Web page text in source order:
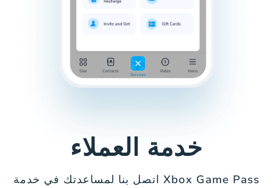
خدمة العملاء
اتصل بنا لمساعدتك في خدمة Xbox Game Pass